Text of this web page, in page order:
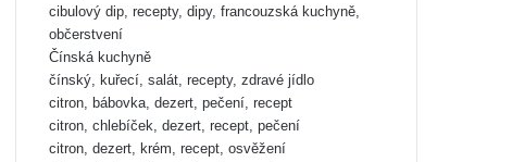
cibulový dip, recepty, dipy, francouzská kuchyně,
občerstvení
Čínská kuchyně
čínský, kuřecí, salát, recepty, zdravé jídlo
citron, bábovka, dezert, pečení, recept
citron, chlebíček, dezert, recept, pečení
citron, dezert, krém, recept, osvěžení